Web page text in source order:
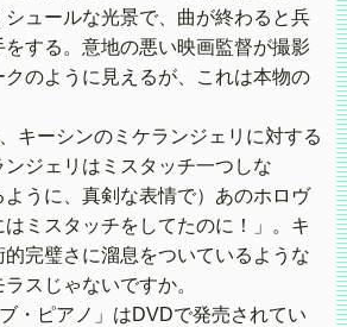
ュールな光景で、曲が終わると兵
をする。意地の悪い映画監督が撮影
クのように見えるが、これは本物の
キーシンのミケランジェリに対する
ジェリはミスタッチ一つしな
うに、真剣な表情で）あのホロヴ
はミスタッチをしてたのに！」。キ
完璧さに溜息をついているような
スじゃないですか。
・ピアノ」はDVDで発売されてい